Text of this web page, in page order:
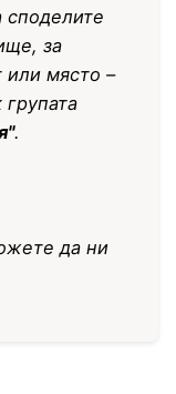
споделите
за
или място –
.
да ни